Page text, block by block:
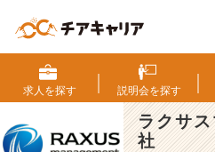
ク
サ
ス
マ
ネ
求人を探す 説明会を探す
ラクサ
社